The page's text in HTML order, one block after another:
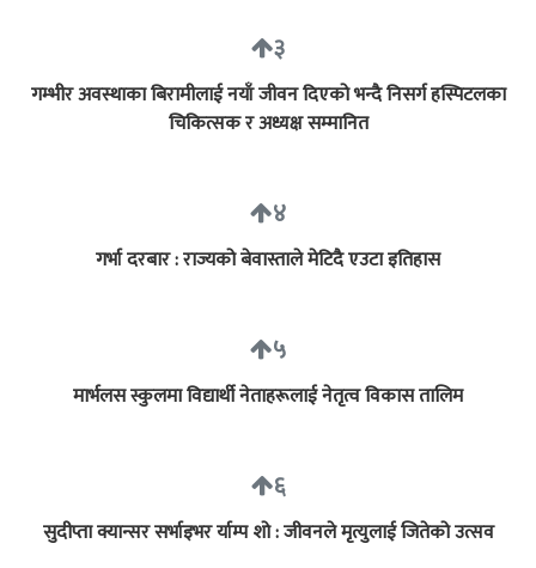
३
गम्भीर अवस्थाका बिरामीलाई नयाँ जीवन दिएको भन्दै निसर्ग हस्पिटलका
चिकित्सक र अध्यक्ष सम्मानित
४
गर्भा दरबार : राज्यको बेवास्ताले मेटिदै एउटा इतिहास
५
मार्भलस स्कुलमा विद्यार्थी नेताहरूलाई नेतृत्व विकास तालिम
६
सुदीप्ता क्यान्सर सर्भाइभर र्याम्प शो : जीवनले मृत्युलाई जितेको उत्सव